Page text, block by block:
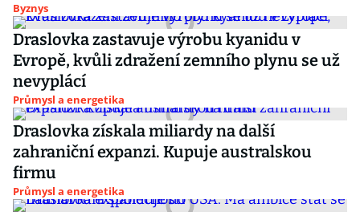
Byznys
Draslovka zastavuje výrobu kyanidu v
Evropě, kvůli zdražení zemního plynu se už
nevyplácí
Průmysl a energetika
Draslovka získala miliardy na další
zahraniční expanzi. Kupuje australskou
firmu
Průmysl a energetika